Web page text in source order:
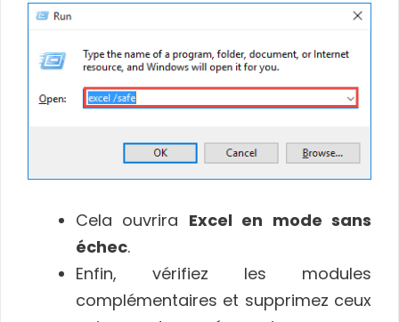
Cela ouvrira Excel en mode sans
échec.
Enfin, vérifiez les modules
complémentaires et supprimez ceux